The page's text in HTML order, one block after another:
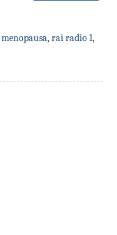
menopausa,rai radio 1,